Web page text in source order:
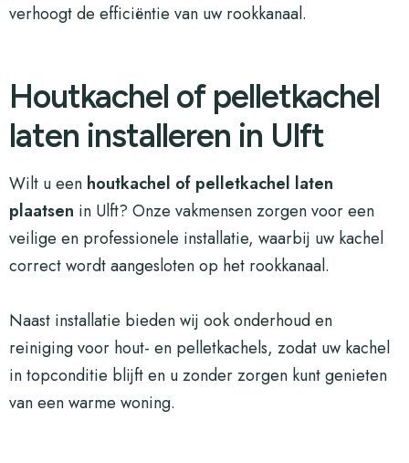
verhoogt de efficiëntie van uw rookkanaal.
Houtkachel of pelletkachel
laten installeren in Ulft
Wilt u een houtkachel of pelletkachel laten
plaatsen in Ulft? Onze vakmensen zorgen voor een
veilige en professionele installatie, waarbij uw kachel
correct wordt aangesloten op het rookkanaal.
Naast installatie bieden wij ook onderhoud en
reiniging voor hout- en pelletkachels, zodat uw kachel
in topconditie blijft en u zonder zorgen kunt genieten
van een warme woning.